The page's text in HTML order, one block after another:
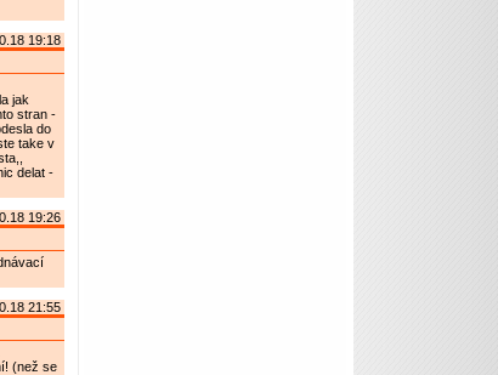
19:18
jak
stran -
do
take v
delat -
19:26
21:55
(než se